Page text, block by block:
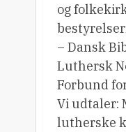
og
– Dansk
Luthersk
Forbund
Vi udtaler:
lutherske